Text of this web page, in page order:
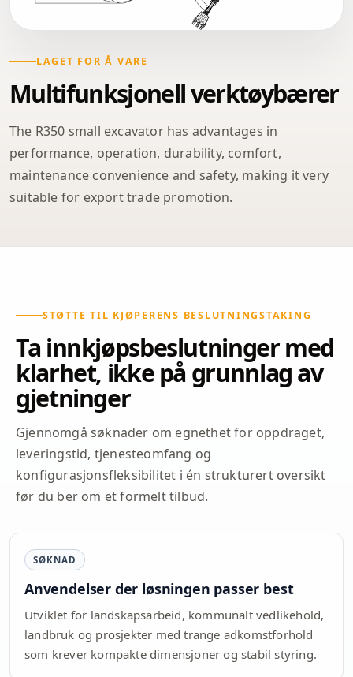
LAGET FOR Å VARE
Multifunksjonell verktøybærer
The R350 small excavator has advantages in
performance, operation, durability, comfort,
maintenance convenience and safety, making it very
suitable for export trade promotion.
STØTTE TIL KJØPERENS BESLUTNINGSTAKING
Ta innkjøpsbeslutninger med
klarhet, ikke på grunnlag av
gjetninger
Gjennomgå søknader om egnethet for oppdraget,
leveringstid, tjenesteomfang og
konfigurasjonsfleksibilitet i én strukturert oversikt
før du ber om et formelt tilbud.
SØKNAD
Anvendelser der løsningen passer best
Utviklet for landskapsarbeid, kommunalt vedlikehold,
landbruk og prosjekter med trange adkomstforhold
som krever kompakte dimensjoner og stabil styring.